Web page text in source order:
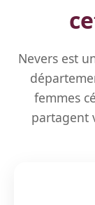
Nevers est
femmes
partagent